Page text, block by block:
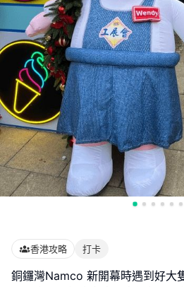
香港攻略 打卡
銅鑼灣Namco 新開幕時遇到好大